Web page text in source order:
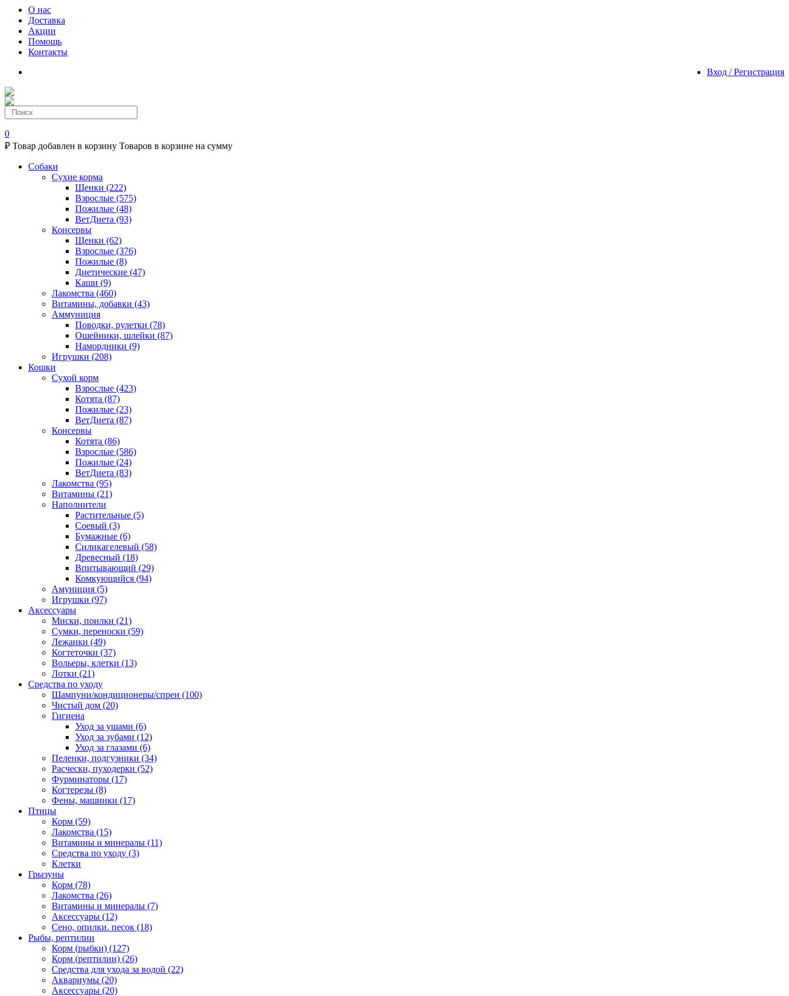
О нас
Доставка
Акции
Помощь
Контакты
Вход / Регистрация
0
₽ Товар добавлен в корзину Товаров в корзине на сумму
Собаки
Сухие корма
Щенки (222)
Взрослые (575)
Пожилые (48)
ВетДиета (93)
Консервы
Щенки (62)
Взрослые (376)
Пожилые (8)
Диетические (47)
Каши (9)
Лакомства (460)
Витамины, добавки (43)
Аммуниция
Поводки, рулетки (78)
Ошейники, шлейки (87)
Намордники (9)
Игрушки (208)
Кошки
Сухой корм
Взрослые (423)
Котята (87)
Пожилые (23)
ВетДиета (87)
Консервы
Котята (86)
Взрослые (586)
Пожилые (24)
ВетДиета (83)
Лакомства (95)
Витамины (21)
Наполнители
Растительные (5)
Соевый (3)
Бумажные (6)
Силикагелевый (58)
Древесный (18)
Впитывающий (29)
Комкующийся (94)
Амуниция (5)
Игрушки (97)
Аксессуары
Миски, поилки (21)
Сумки, переноски (59)
Лежанки (49)
Когтеточки (37)
Вольеры, клетки (13)
Лотки (21)
Средства по уходу
Шампуни/кондиционеры/спреи (100)
Чистый дом (20)
Гигиена
Уход за ушами (6)
Уход за зубами (12)
Уход за глазами (6)
Пеленки, подгузники (34)
Расчески, пуходерки (52)
Фурминаторы (17)
Когтерезы (8)
Фены, машинки (17)
Птицы
Корм (59)
Лакомства (15)
Витамины и минералы (11)
Средства по уходу (3)
Клетки
Грызуны
Корм (78)
Лакомства (26)
Витамины и минералы (7)
Аксессуары (12)
Сено, опилки. песок (18)
Рыбы, рептилии
Корм (рыбки) (127)
Корм (рептилии) (26)
Средства для ухода за водой (22)
Аквариумы (20)
Аксессуары (20)